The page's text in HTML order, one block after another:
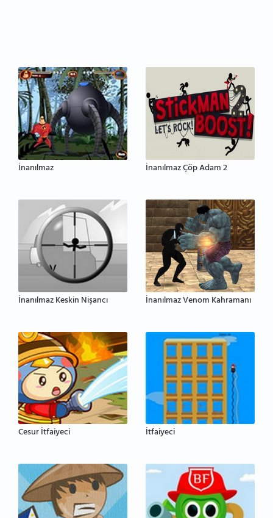
İnanılmaz İnanılmaz Çöp Adam 2
İnanılmaz Keskin Nişancı İnanılmaz Venom Kahramanı
Cesur İtfaiyeci İtfaiyeci